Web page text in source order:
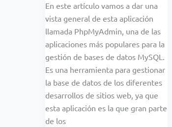
En este artículo vamos a dar una
vista general de esta aplicación
llamada PhpMyAdmin, una de las
aplicaciones más populares para la
gestión de bases de datos MySQL.
Es una herramienta para gestionar
la base de datos de los diferentes
desarrollos de sitios web, ya que
esta aplicación es la que gran parte
de los